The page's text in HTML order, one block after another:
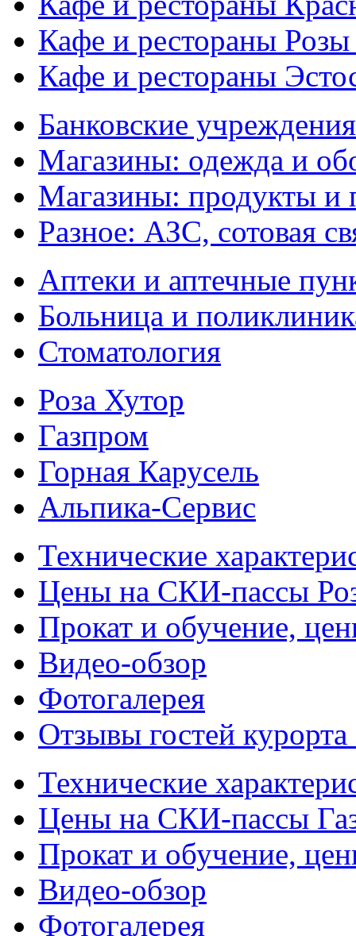
Кафе и рестораны
Кафе и рестораны
Банковские учреждения
Магазины: одежда и
Магазины: продукты и
Разное: АЗС, сотовая
Аптеки и аптечные
Больница и
Стоматология
Роза Хутор
Газпром
Горная Карусель
Альпика-Сервис
Технические
Цены на СКИ-пассы
Прокат и обучение,
Видео-обзор
Фотогалерея
Отзывы гостей
Технические
Цены на СКИ-пассы
Прокат и обучение,
Видео-обзор
Фотогалерея